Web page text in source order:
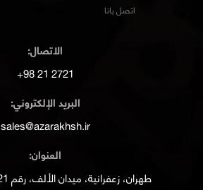
اتصل بانا
الاتصال:
2721 21 98+
البريد الإلكتروني:
sales@azarakhsh.ir
العنوان:
طهران، زعفرانية، ميدان الألف، رقم 21، مبنى أذرخش